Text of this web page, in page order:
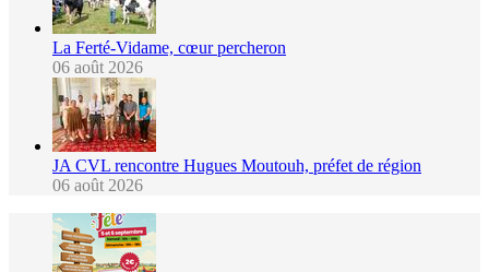
La Ferté-Vidame, cœur percheron
06 août 2026
JA CVL rencontre Hugues Moutouh, préfet de région
06 août 2026